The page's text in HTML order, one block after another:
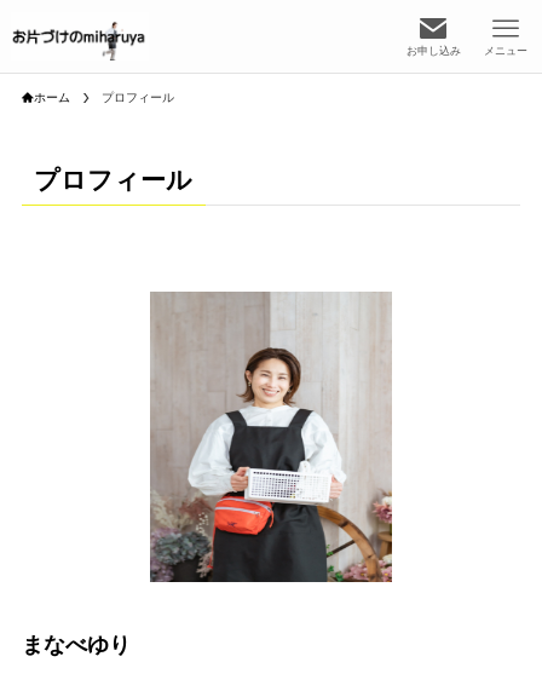
お申し込み メニュー
ホーム プロフィール
プロフィール
まなべゆり